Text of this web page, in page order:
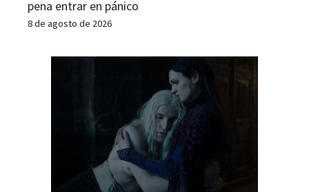
pena entrar en pánico
8 de agosto de 2026